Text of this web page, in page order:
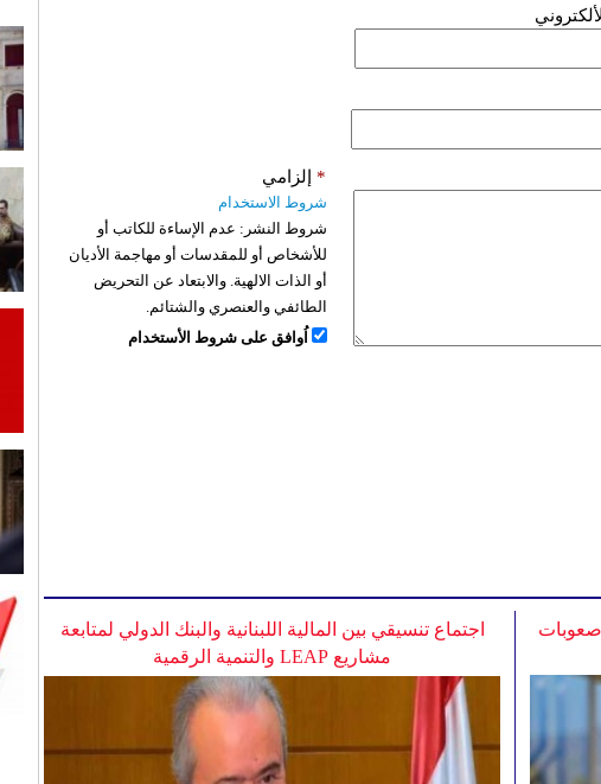
إلزامي *
شروط الاستخدام
شروط النشر: عدم الإساءة للكاتب أو
للأشخاص أو للمقدسات أو مهاجمة الأديان
أو الذات الالهية. والابتعاد عن التحريض
الطائفي والعنصري والشتائم.
اُوافق على شروط الأستخدام
اجتماع تنسيقي بين المالية اللبنانية والبنك الدولي لمتابعة
مشاريع LEAP والتنمية الرقمية
صعوبات